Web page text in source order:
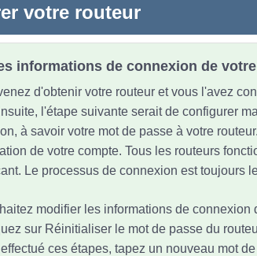
votre routeur
informations de connexion de
d'obtenir votre routeur et vous l'avez
l'étape suivante serait de configurer
à savoir votre mot de passe à votre
de votre compte. Tous les routeurs
Le processus de connexion est toujours
modifier les informations de connexion
sur Réinitialiser le mot de passe du
ces étapes, tapez un nouveau mot